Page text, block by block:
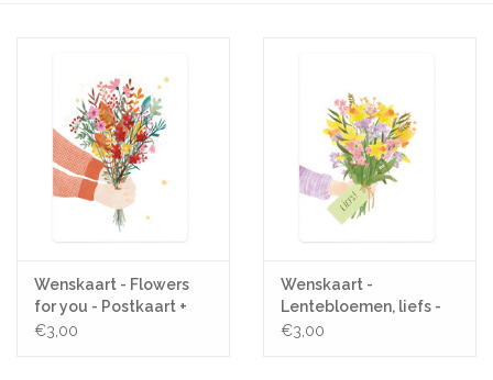
Wenskaart - Flowers
for you - Postkaart +
Envelop
€3,00
Wenskaart -
Lentebloemen, liefs -
Postkaart + Envelop
€3,00